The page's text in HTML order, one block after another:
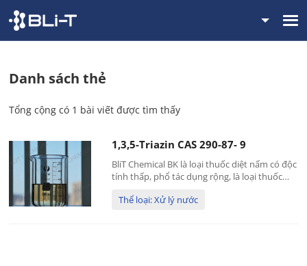
Danh sách thẻ
Tổng cộng có 1 bài viết được tìm thấy
1,3,5-Triazin CAS 290-87- 9
BliT Chemical BK là loại thuốc diệt nấm có độc
tính thấp, phổ tác dụng rộng, là loại thuốc
thấp, hiệu quả diệt khuẩn tốt. Dùng để phủ
Thể loại: Xử lý nước